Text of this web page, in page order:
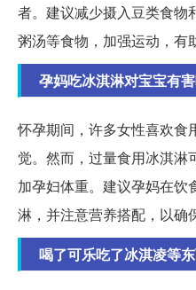
者。建议减少摄入豆类食物
粥汤等食物，加强运动，有
孕妈吃冰淇淋对宝宝有
怀孕期间，许多女性喜欢食
觉。然而，过量食用冰淇淋
加孕妇体重。建议孕妈在饮
淋，并注意营养搭配，以确
喝了可乐吃了冰淇凌等